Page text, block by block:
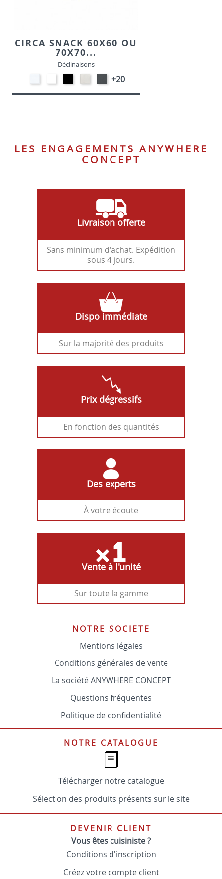
CIRCA SNACK 60X60 OU
70X70...
Déclinaisons
HP90
-
BLANC
-
NOIR
STRATIFIE
HP93
-
EP72
-
GRAPHITE
+20
LES ENGAGEMENTS ANYWHERE
CONCEPT
Livraison offerte
Sans minimum d'achat. Expédition
sous 4 jours.
Dispo immédiate
Sur la majorité des produits
Prix dégressifs
En fonction des quantités
Des experts
À votre écoute
Vente à l'unité
Sur toute la gamme
NOTRE SOCIÉTÉ
Mentions légales
Conditions générales de vente
La société ANYWHERE CONCEPT
Questions fréquentes
Politique de confidentialité
NOTRE CATALOGUE
Télécharger notre catalogue
Sélection des produits présents sur le site
DEVENIR CLIENT
Vous êtes cuisiniste ?
Conditions d'inscription
Créez votre compte client